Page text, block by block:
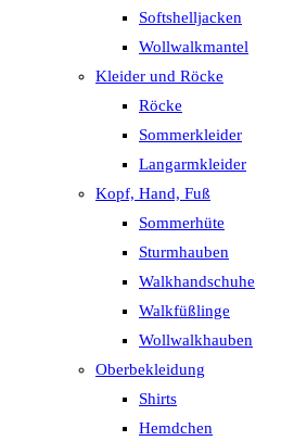
Softshelljacken
Wollwalkmantel
Kleider und Röcke
Röcke
Sommerkleider
Langarmkleider
Kopf, Hand, Fuß
Sommerhüte
Sturmhauben
Walkhandschuhe
Walkfüßlinge
Wollwalkhauben
Oberbekleidung
Shirts
Hemdchen